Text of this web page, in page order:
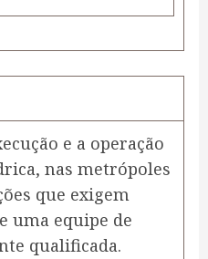
e a operação
nas metrópoles
que exigem
uma equipe de
qualificada.